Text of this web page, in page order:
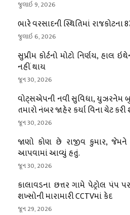
જુલાઇ 9, 2026
ભારે વરસાદની સ્થિતિમાં
જુલાઇ 6, 2026
સુપ્રીમ કોર્ટનો મોટો નિર્ણય, હાલ
નહીં થાય
જૂન 30, 2026
વોટ્સએપની નવી સુવિધા, યુઝરનેમ
તમારો નંબર જાહેર કર્યા વિના ચેટ કરી
જૂન 30, 2026
જાણો કોણ છે રાજીવ કુમાર, જેમને
આપવામાં આવ્યું હતું.
જૂન 30, 2026
કાલાવડના છત્તર ગામે પેટ્રોલ પંપ
શખ્સોની મારામારી CCTVમાં કેદ
જૂન 29, 2026